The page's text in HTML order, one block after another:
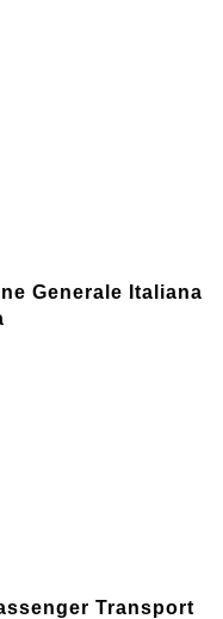
Generale Italiana
Transport